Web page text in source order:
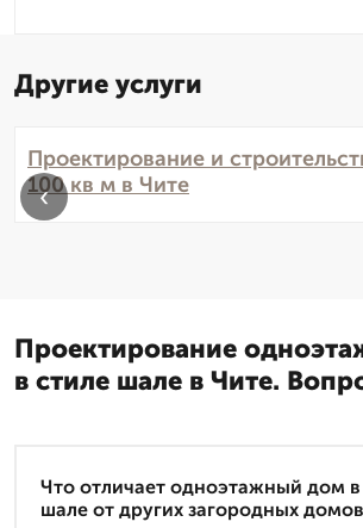
Другие услуги
Проектирование и
100 кв м в Чите
‹
Проектирование
в стиле шале в Чите.
Что отличает одноэтажный дом в
шале от других загородных